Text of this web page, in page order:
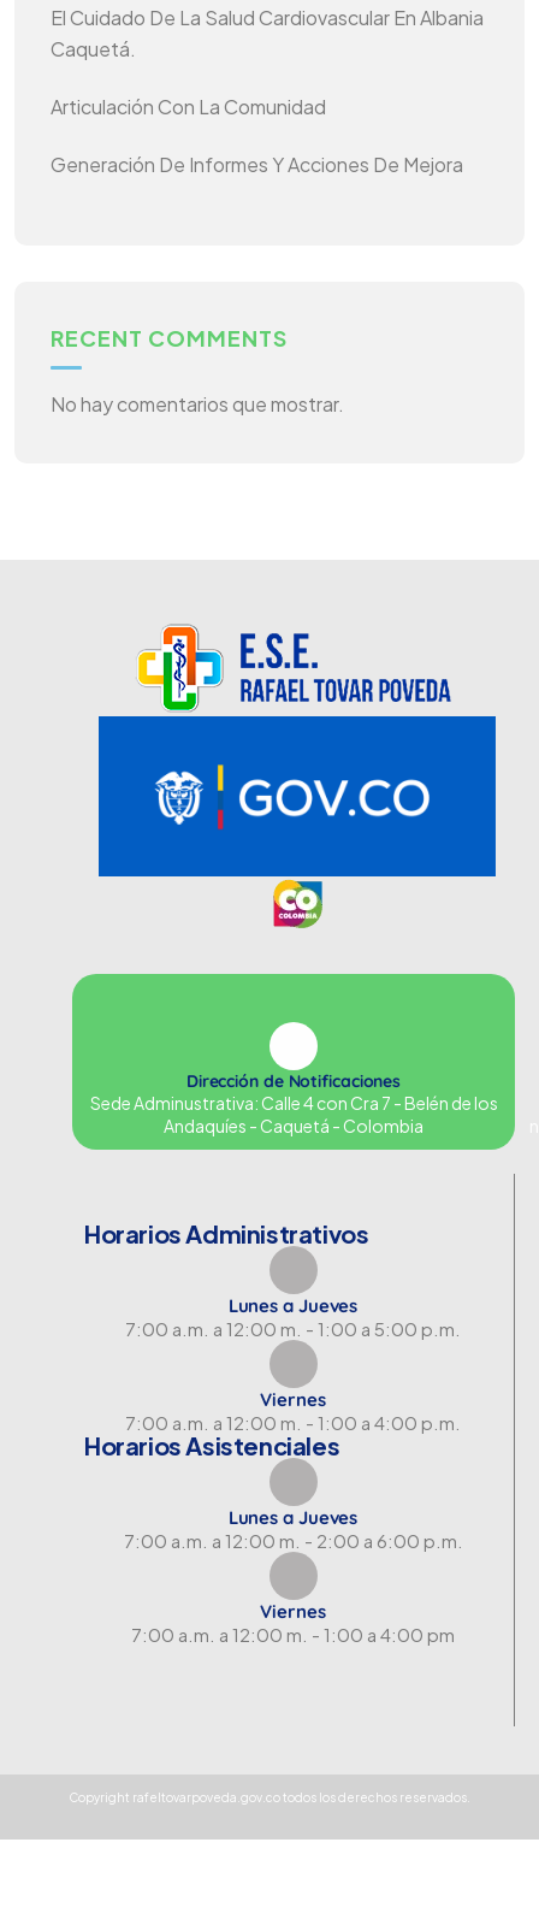
El Cuidado De La Salud Cardiovascular En Albania
Caquetá.
Articulación Con La Comunidad
Generación De Informes Y Acciones De Mejora
RECENT COMMENTS
No hay comentarios que mostrar.
Dirección de Notificaciones
Sede Adminustrativa: Calle 4 con Cra 7 - Belén de los
Andaquíes - Caquetá - Colombia
Horarios Administrativos
Lunes a Jueves
7:00 a.m. a 12:00 m. - 1:00 a 5:00 p.m.
Viernes
7:00 a.m. a 12:00 m. - 1:00 a 4:00 p.m.
Horarios Asistenciales
Lunes a Jueves
7:00 a.m. a 12:00 m. - 2:00 a 6:00 p.m.
Viernes
7:00 a.m. a 12:00 m. - 1:00 a 4:00 pm
Copyright rafeltovarpoveda.gov.co todos los derechos reservados.